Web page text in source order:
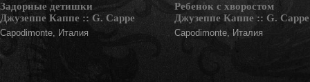
Задорные детишки
Джузеппе Каппе :: G. Cappe
Capodimonte, Италия
Ребенок с хворостом
Джузеппе Каппе :: G. Cappe
Capodimonte, Италия